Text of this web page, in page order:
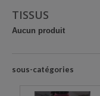
TISSUS
Aucun produit
sous-catégories